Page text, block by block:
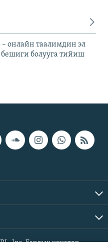
– онлайн таалимдин эл
болууга тийиш